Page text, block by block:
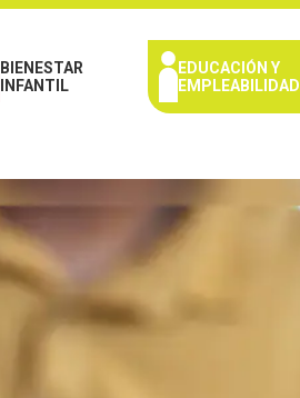
BIENESTAR
INFANTIL
EDUCACIÓN Y
EMPLEABILIDAD